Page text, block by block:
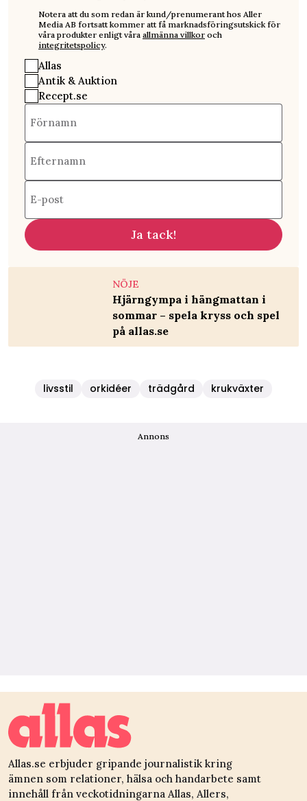
Notera att du som redan är kund/prenumerant hos Aller
Media AB fortsatt kommer att få marknadsföringsutskick för
våra produkter enligt våra allmänna villkor och
integritetspolicy.
Allas
Antik & Auktion
Recept.se
Förnamn
Efternamn
E-post
Ja tack!
NÖJE
Hjärngympa i hängmattan i
sommar – spela kryss och spel
på allas.se
livsstil orkidéer trädgård krukväxter
Annons
Allas.se erbjuder gripande journalistik kring
ämnen som relationer, hälsa och handarbete samt
innehåll från veckotidningarna Allas, Allers,